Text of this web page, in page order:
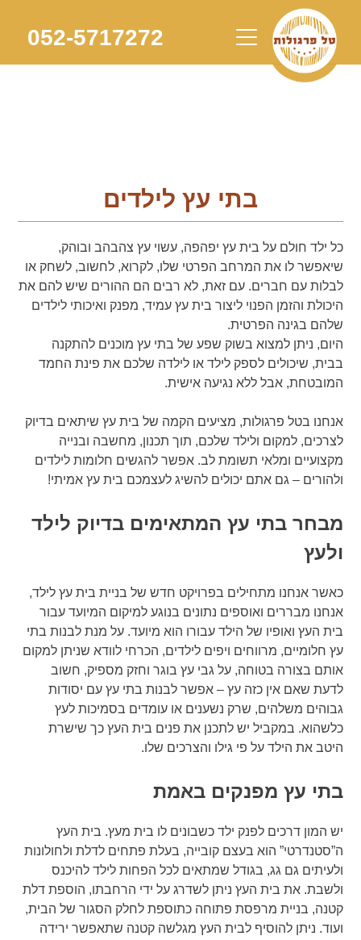
content
052-5717272
בתי עץ לילדים
כל ילד חולם על בית עץ יפהפה, עשוי עץ צהבהב ובוהק,
שיאפשר לו את המרחב הפרטי שלו, לקרוא, לחשוב, לשחק או
לבלות עם חברים. עם זאת, לא רבים הם ההורים שיש להם את
היכולת והזמן הפנוי ליצור בית עץ עמיד, מפנק ואיכותי לילדים
שלהם בגינה הפרטית.
היום, ניתן למצוא בשוק שפע של בתי עץ מוכנים להתקנה
בבית, שיכולים לספק לילד או לילדה שלכם את פינת החמד
המובטחת, אבל ללא נגיעה אישית.
אנחנו בטל פרגולות, מציעים הקמה של בית עץ שיתאים בדיוק
לצרכים, למקום ולילד שלכם, תוך תכנון, מחשבה ובנייה
מקצועיים ומלאי תשומת לב. אפשר להגשים חלומות לילדים
ולהורים – גם אתם יכולים להשיג לעצמכם בית עץ אמיתי!
מבחר בתי עץ המתאימים בדיוק לילד
ולעץ
כאשר אנחנו מתחילים בפרויקט חדש של בניית בית עץ לילד,
אנחנו מבררים ואוספים נתונים בנוגע למיקום המיועד עבור
בית העץ ואופיו של הילד עבורו הוא מיועד. על מנת לבנות בתי
עץ חלומיים, מרווחים ויפים לילדים, הכרחי לוודא שניתן למקום
אותם בצורה בטוחה, על גבי עץ בוגר וחזק מספיק, חשוב
לדעת שאם אין כזה עץ – אפשר לבנות בתי עץ עם יסודות
גבוהים משלהים, שרק נשענים או עומדים בסמיכות לעץ
כלשהוא. במקביל יש לתכנן את פנים בית העץ כך שישרת
היטב את הילד על פי גילו והצרכים שלו.
בתי עץ מפנקים באמת
יש המון דרכים לפנק ילד כשבונים לו בית מעץ. בית העץ
ה”סטנדרטי” הוא בעצם קובייה, בעלת פתחים לדלת ולחולונות
ולעיתים גם גג, בגודל שמתאים לכל הפחות לילד להיכנס
ולשבת. את בית העץ ניתן לשדרג על ידי הרחבתו, הוספת דלת
קטנה, בניית מרפסת פתוחה כתוספת לחלק הסגור של הבית,
ועוד. ניתן להוסיף לבית העץ מגלשה קטנה שתאפשר ירידה